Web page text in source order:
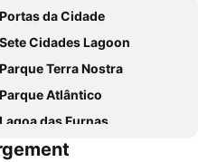
Portas da Cidade
Sete Cidades Lagoon
Parque Terra Nostra
Parque Atlântico
Lagoa das Furnas
Parque de Ribeira Grande